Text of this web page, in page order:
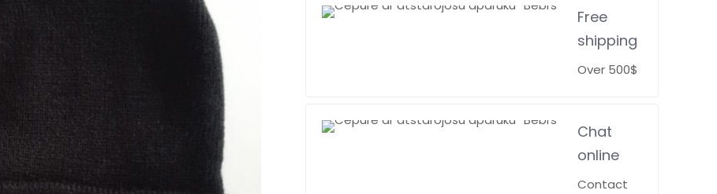
Free
shipping
Over 500$
Chat
online
Contact